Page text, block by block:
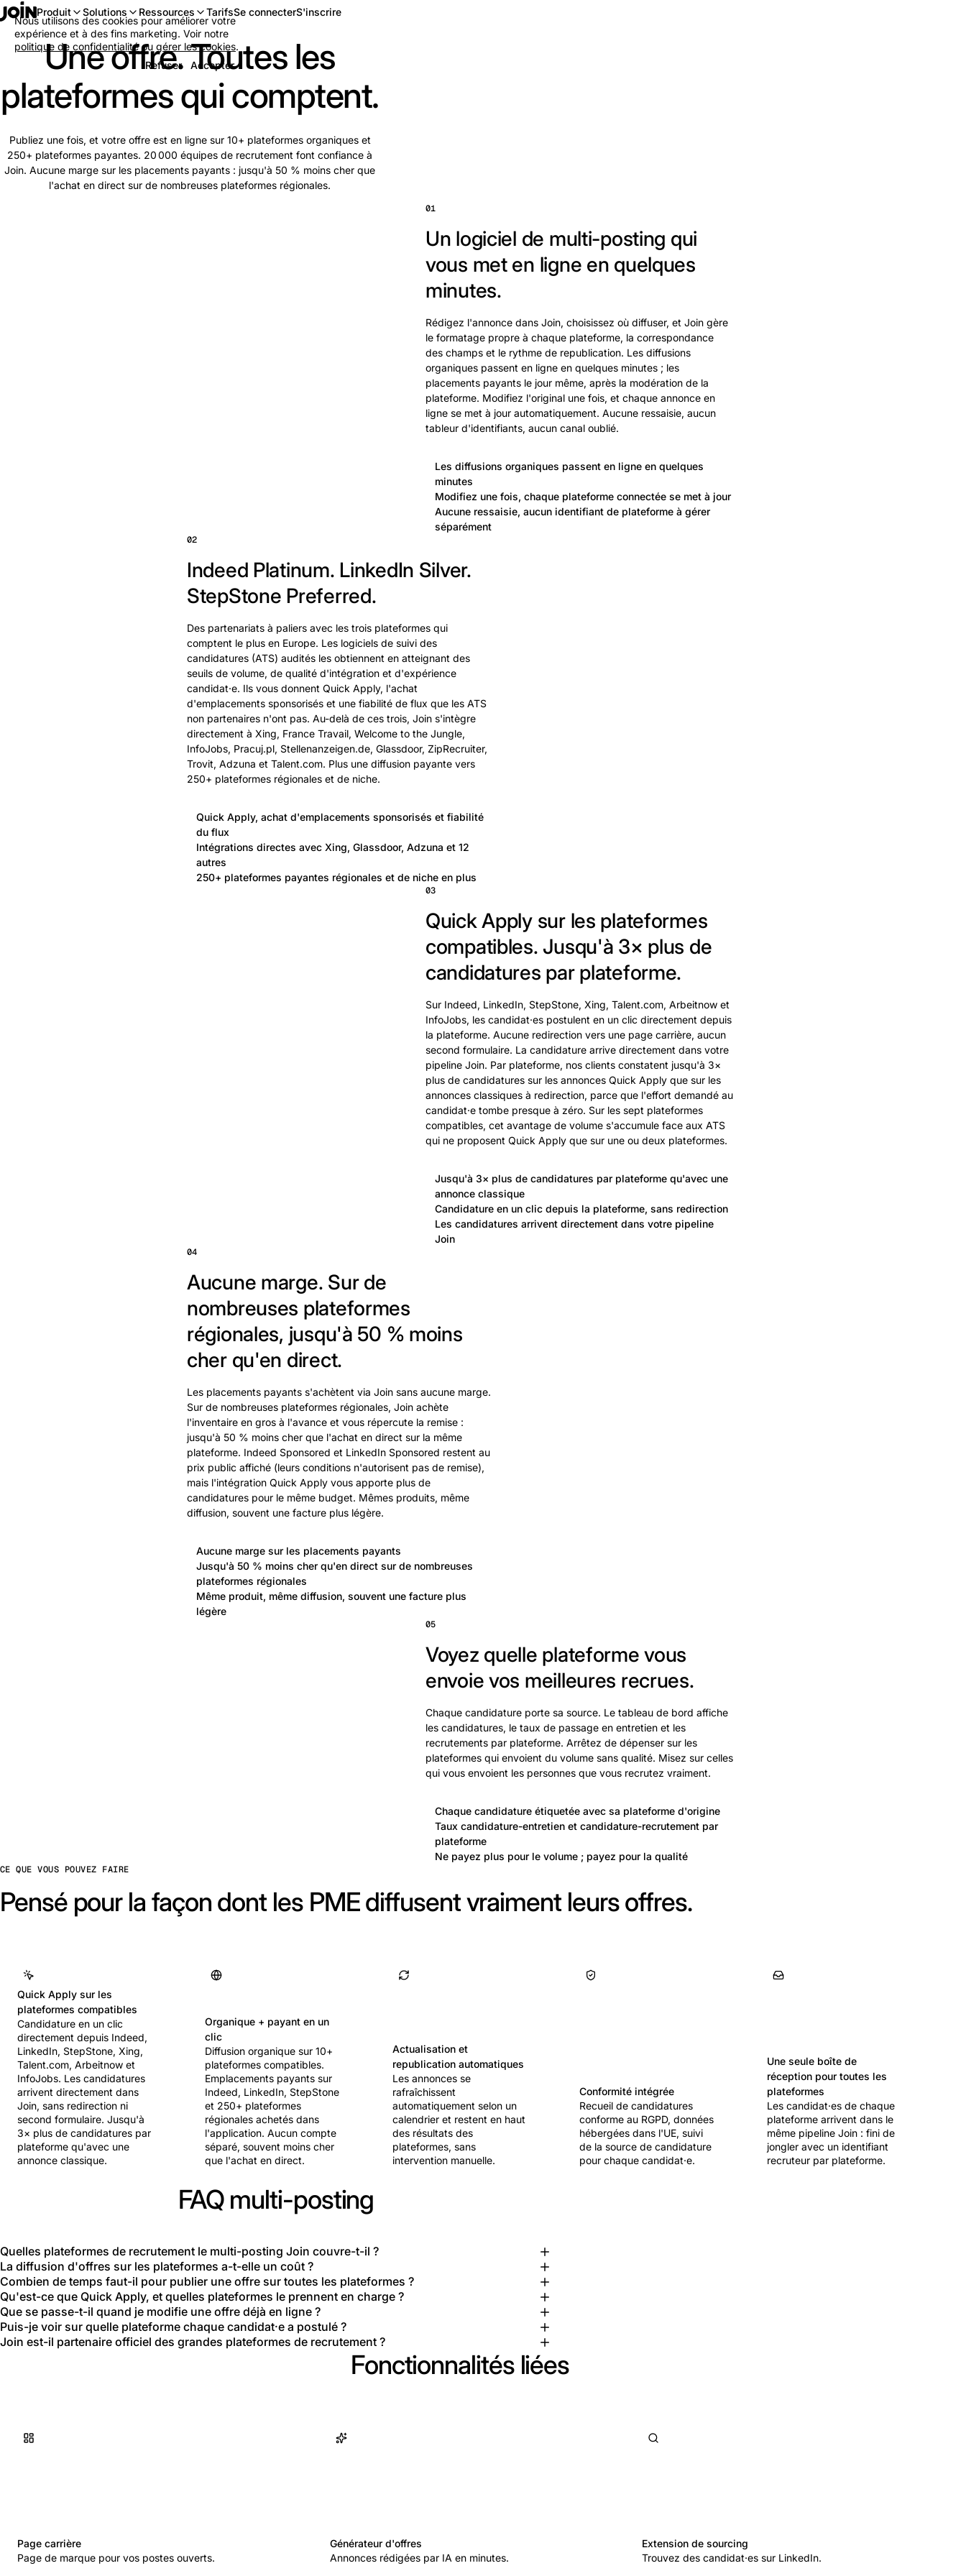
Produit Solutions Ressources TarifsSe connecterS'inscrire
Une offre. Toutes les
plateformes qui comptent.
Publiez une fois, et votre offre est en ligne sur 10+ plateformes organiques et
250+ plateformes payantes. 20 000 équipes de recrutement font confiance à
Join. Aucune marge sur les placements payants : jusqu'à 50 % moins cher que
l'achat en direct sur de nombreuses plateformes régionales.
01
Un logiciel de multi-posting qui
vous met en ligne en quelques
minutes.
Rédigez l'annonce dans Join, choisissez où diffuser, et Join gère
le formatage propre à chaque plateforme, la correspondance
des champs et le rythme de republication. Les diffusions
organiques passent en ligne en quelques minutes ; les
placements payants le jour même, après la modération de la
plateforme. Modifiez l'original une fois, et chaque annonce en
ligne se met à jour automatiquement. Aucune ressaisie, aucun
tableur d'identifiants, aucun canal oublié.
Les diffusions organiques passent en ligne en quelques
minutes
Modifiez une fois, chaque plateforme connectée se met à jour
Aucune ressaisie, aucun identifiant de plateforme à gérer
séparément
02
Indeed Platinum. LinkedIn Silver.
StepStone Preferred.
Des partenariats à paliers avec les trois plateformes qui
comptent le plus en Europe. Les logiciels de suivi des
candidatures (ATS) audités les obtiennent en atteignant des
seuils de volume, de qualité d'intégration et d'expérience
candidat·e. Ils vous donnent Quick Apply, l'achat
d'emplacements sponsorisés et une fiabilité de flux que les ATS
non partenaires n'ont pas. Au-delà de ces trois, Join s'intègre
directement à Xing, France Travail, Welcome to the Jungle,
InfoJobs, Pracuj.pl, Stellenanzeigen.de, Glassdoor, ZipRecruiter,
Trovit, Adzuna et Talent.com. Plus une diffusion payante vers
250+ plateformes régionales et de niche.
Quick Apply, achat d'emplacements sponsorisés et fiabilité
du flux
Intégrations directes avec Xing, Glassdoor, Adzuna et 12
autres
250+ plateformes payantes régionales et de niche en plus
03
Quick Apply sur les plateformes
compatibles. Jusqu'à 3× plus de
candidatures par plateforme.
Sur Indeed, LinkedIn, StepStone, Xing, Talent.com, Arbeitnow et
InfoJobs, les candidat·es postulent en un clic directement depuis
la plateforme. Aucune redirection vers une page carrière, aucun
second formulaire. La candidature arrive directement dans votre
pipeline Join. Par plateforme, nos clients constatent jusqu'à 3×
plus de candidatures sur les annonces Quick Apply que sur les
annonces classiques à redirection, parce que l'effort demandé au
candidat·e tombe presque à zéro. Sur les sept plateformes
compatibles, cet avantage de volume s'accumule face aux ATS
qui ne proposent Quick Apply que sur une ou deux plateformes.
Jusqu'à 3× plus de candidatures par plateforme qu'avec une
annonce classique
Candidature en un clic depuis la plateforme, sans redirection
Les candidatures arrivent directement dans votre pipeline
Join
04
Aucune marge. Sur de
nombreuses plateformes
régionales, jusqu'à 50 % moins
cher qu'en direct.
Les placements payants s'achètent via Join sans aucune marge.
Sur de nombreuses plateformes régionales, Join achète
l'inventaire en gros à l'avance et vous répercute la remise :
jusqu'à 50 % moins cher que l'achat en direct sur la même
plateforme. Indeed Sponsored et LinkedIn Sponsored restent au
prix public affiché (leurs conditions n'autorisent pas de remise),
mais l'intégration Quick Apply vous apporte plus de
candidatures pour le même budget. Mêmes produits, même
diffusion, souvent une facture plus légère.
Aucune marge sur les placements payants
Jusqu'à 50 % moins cher qu'en direct sur de nombreuses
plateformes régionales
Même produit, même diffusion, souvent une facture plus
légère
05
Voyez quelle plateforme vous
envoie vos meilleures recrues.
Chaque candidature porte sa source. Le tableau de bord affiche
les candidatures, le taux de passage en entretien et les
recrutements par plateforme. Arrêtez de dépenser sur les
plateformes qui envoient du volume sans qualité. Misez sur celles
qui vous envoient les personnes que vous recrutez vraiment.
Chaque candidature étiquetée avec sa plateforme d'origine
Taux candidature-entretien et candidature-recrutement par
plateforme
Ne payez plus pour le volume ; payez pour la qualité
CE QUE VOUS POUVEZ FAIRE
Pensé pour la façon dont les PME diffusent vraiment leurs offres.
Quick Apply sur les
plateformes compatibles
Candidature en un clic
directement depuis Indeed,
LinkedIn, StepStone, Xing,
Talent.com, Arbeitnow et
InfoJobs. Les candidatures
arrivent directement dans
Join, sans redirection ni
second formulaire. Jusqu'à
3× plus de candidatures par
plateforme qu'avec une
annonce classique.
Organique + payant en un
clic
Diffusion organique sur 10+
plateformes compatibles.
Emplacements payants sur
Indeed, LinkedIn, StepStone
et 250+ plateformes
régionales achetés dans
l'application. Aucun compte
séparé, souvent moins cher
que l'achat en direct.
Actualisation et
republication automatiques
Les annonces se
rafraîchissent
automatiquement selon un
calendrier et restent en haut
des résultats des
plateformes, sans
intervention manuelle.
Conformité intégrée
Recueil de candidatures
conforme au RGPD, données
hébergées dans l'UE, suivi
de la source de candidature
pour chaque candidat·e.
Une seule boîte de
réception pour toutes les
plateformes
Les candidat·es de chaque
plateforme arrivent dans le
même pipeline Join : fini de
jongler avec un identifiant
recruteur par plateforme.
FAQ multi-posting
Quelles plateformes de recrutement le multi-posting Join couvre-t-il ?
La diffusion d'offres sur les plateformes a-t-elle un coût ?
Combien de temps faut-il pour publier une offre sur toutes les plateformes ?
Qu'est-ce que Quick Apply, et quelles plateformes le prennent en charge ?
Que se passe-t-il quand je modifie une offre déjà en ligne ?
Puis-je voir sur quelle plateforme chaque candidat·e a postulé ?
Join est-il partenaire officiel des grandes plateformes de recrutement ?
Fonctionnalités liées
Page carrière
Page de marque pour vos postes ouverts.
Générateur d'offres
Annonces rédigées par IA en minutes.
Extension de sourcing
Trouvez des candidat·es sur LinkedIn.
Nous utilisons des cookies pour améliorer votre
expérience et à des fins marketing. Voir notre
politique de confidentialitéou gérer les cookies.
Refuser
Accepter